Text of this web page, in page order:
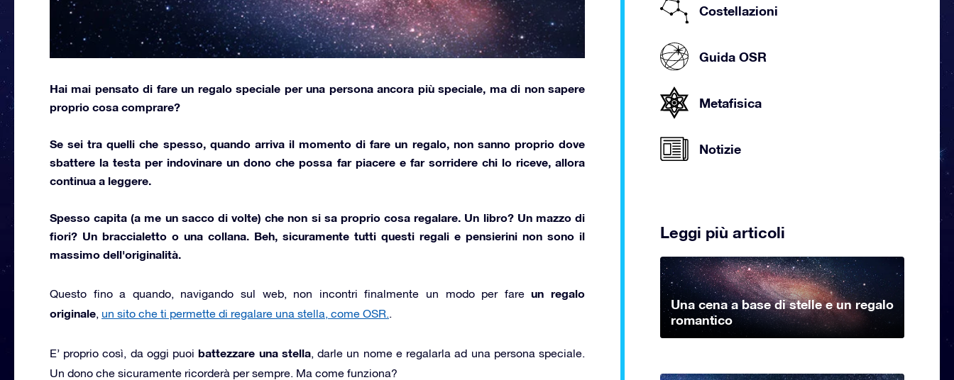
Hai mai pensato di fare un regalo speciale per una persona ancora più speciale, ma di non sapere
proprio cosa comprare?
Se sei tra quelli che spesso, quando arriva il momento di fare un regalo, non sanno proprio dove
sbattere la testa per indovinare un dono che possa far piacere efar sorridere chi lo riceve, allora
continua a leggere.
Spesso capita (a me un sacco di volte) che non si sa proprio cosa regalare. Un libro? Un mazzo di
fiori? Un braccialetto o una collana. Beh, sicuramente tutti questi regali e pensierini non sono il
massimo dell'originalità.
Questo fino a quando, navigando sul web, non incontri finalmente un modo per fareun regalo
originale, un sito che ti permette di regalare una stella, come OSR..
E’ proprio così, da oggi puoibattezzare una stella, darle un nome e regalarla ad una persona speciale.
Un dono che sicuramente ricorderà per sempre. Ma come funziona?
Costellazioni
Guida OSR
Metafisica
Notizie
Leggi più articoli
Una cena a base di stelle e un regalo
romantico